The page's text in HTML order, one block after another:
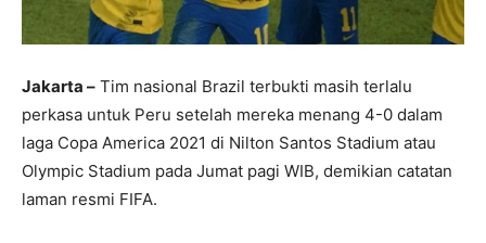
Jakarta – Tim nasional Brazil terbukti masih terlalu
perkasa untuk Peru setelah mereka menang 4-0 dalam
laga Copa America 2021 di Nilton Santos Stadium atau
Olympic Stadium pada Jumat pagi WIB, demikian catatan
laman resmi FIFA.